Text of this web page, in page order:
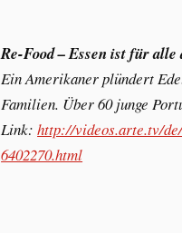
Re-Food – Essen ist für alle
Ein Amerikaner plündert
Familien. Über 60 junge
Link:http://videos.arte.tv/
6402270.html